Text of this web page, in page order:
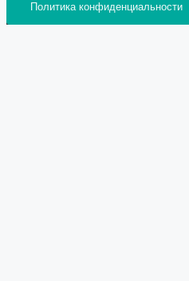
Политика конфиденциальности